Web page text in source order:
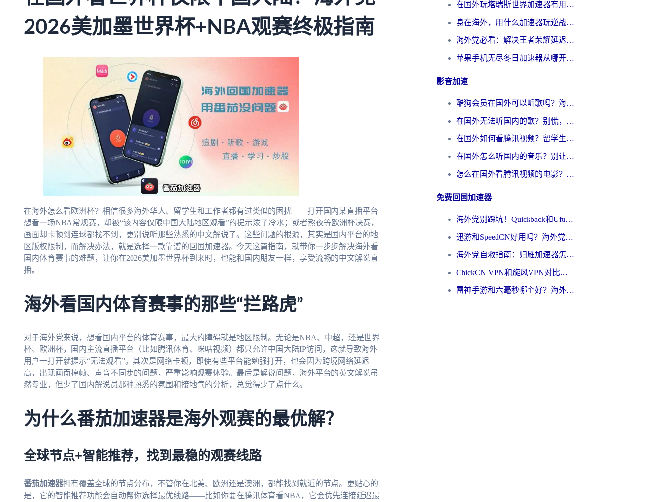
2026美加墨世界杯+NBA观赛终极指南
在海外怎么看欧洲杯？相信很多海外华人、留学生和工作者都有过类似的困扰——打开国内某直播平台
想看一场NBA常规赛，却被“该内容仅限中国大陆地区观看”的提示泼了冷水；或者熬夜等欧洲杯决赛，
画面却卡顿到连球都找不到，更别说听那些熟悉的中文解说了。这些问题的根源，其实是国内平台的地
区版权限制，而解决办法，就是选择一款靠谱的回国加速器。今天这篇指南，就带你一步步解决海外看
国内体育赛事的难题，让你在2026美加墨世界杯到来时，也能和国内朋友一样，享受流畅的中文解说直
播。
海外看国内体育赛事的那些“拦路虎”
对于海外党来说，想看国内平台的体育赛事，最大的障碍就是地区限制。无论是NBA、中超，还是世界
杯、欧洲杯，国内主流直播平台（比如腾讯体育、咪咕视频）都只允许中国大陆IP访问，这就导致海外
用户一打开就提示“无法观看”。其次是网络卡顿，即使有些平台能勉强打开，也会因为跨境网络延迟
高，出现画面掉帧、声音不同步的问题，严重影响观赛体验。最后是解说问题，海外平台的英文解说虽
然专业，但少了国内解说员那种熟悉的氛围和接地气的分析，总觉得少了点什么。
为什么番茄加速器是海外观赛的最优解？
全球节点+智能推荐，找到最稳的观赛线路
番茄加速器拥有覆盖全球的节点分布，不管你在北美、欧洲还是澳洲，都能找到就近的节点。更贴心的
是，它的智能推荐功能会自动帮你选择最优线路——比如你要在腾讯体育看NBA，它会优先连接延迟最
在国外玩塔瑞斯世界加速器有用吗？海外玩家亲测后的真实答案
身在海外，用什么加速器玩逆战才能告别延迟？
海外党必看：解决王者荣耀延迟的加速器终极指南——从EVE到猫和老鼠，一个工具全搞定
苹果手机无尽冬日加速器从哪开启？海外玩家的冬日生存指南
影音加速
酷狗会员在国外可以听歌吗？海外党亲测有效：3步解决音乐权限难题
在国外无法听国内的歌？别慌，这样操作就能畅听QQ音乐（附亲测加速器推荐）
在国外如何看腾讯视频？留学生亲测有效的回国加速方案
在国外怎么听国内的音乐？别让版权限制断了你的华语歌单
怎么在国外看腾讯视频的电影？海外党亲测有效的回国加速指南
免费回国加速器
海外党别踩坑！Quickback和UfunR好用吗？选对回国加速器才能无缝刷国内资源
迅游和SpeedCN好用吗？海外党如何破解那道看不见的墙
海外党自救指南：归雁加速器怎么样？教你避开坑实现国内资源无缝访问
ChickCN VPN和旋风VPN对比哪个回国效果更好？海外用户的选择困境与出路
雷神手游和六毫秒哪个好？海外党如何真正解锁国内资源